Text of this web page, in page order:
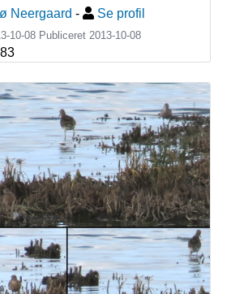
Neergaard - Se profil
10-08 Publiceret 2013-10-08